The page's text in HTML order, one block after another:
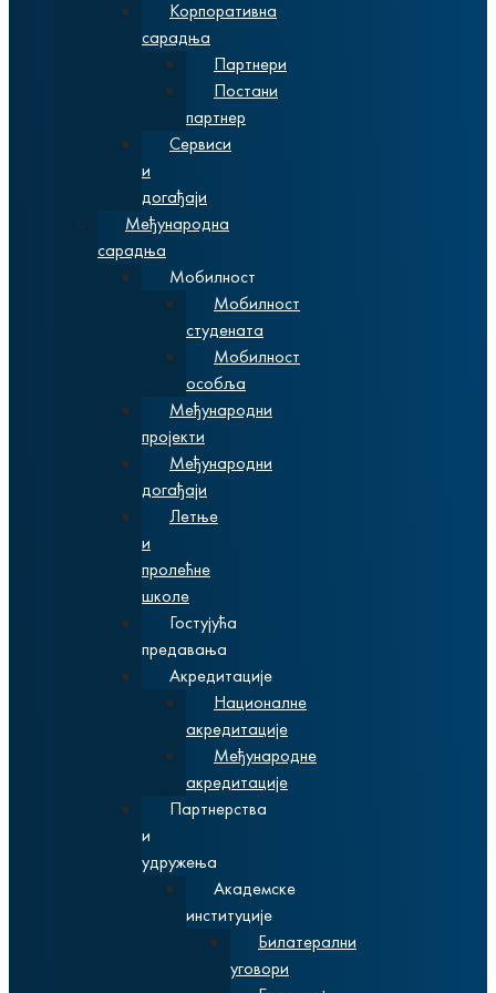
Корпоративна
сарадња
Партнери
Постани
партнер
Сервиси
и
догађаји
Међународна
сарадња
Мобилност
Мобилност
студената
Мобилност
особља
Међународни
пројекти
Међународни
догађаји
Летње
и
пролећне
школе
Гостујућа
предавања
Акредитације
Националне
акредитације
Међународне
акредитације
Партнерства
и
удружења
Академске
институције
Билатерални
уговори